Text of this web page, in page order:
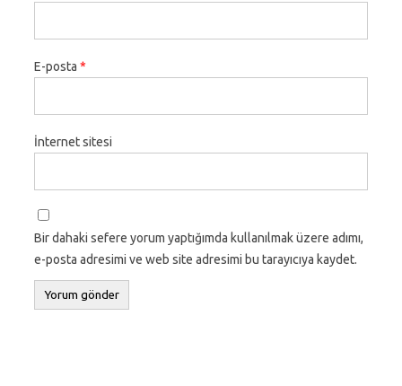
E-posta *
İnternet sitesi
Bir dahaki sefere yorum yaptığımda kullanılmak üzere adımı,
e-posta adresimi ve web site adresimi bu tarayıcıya kaydet.